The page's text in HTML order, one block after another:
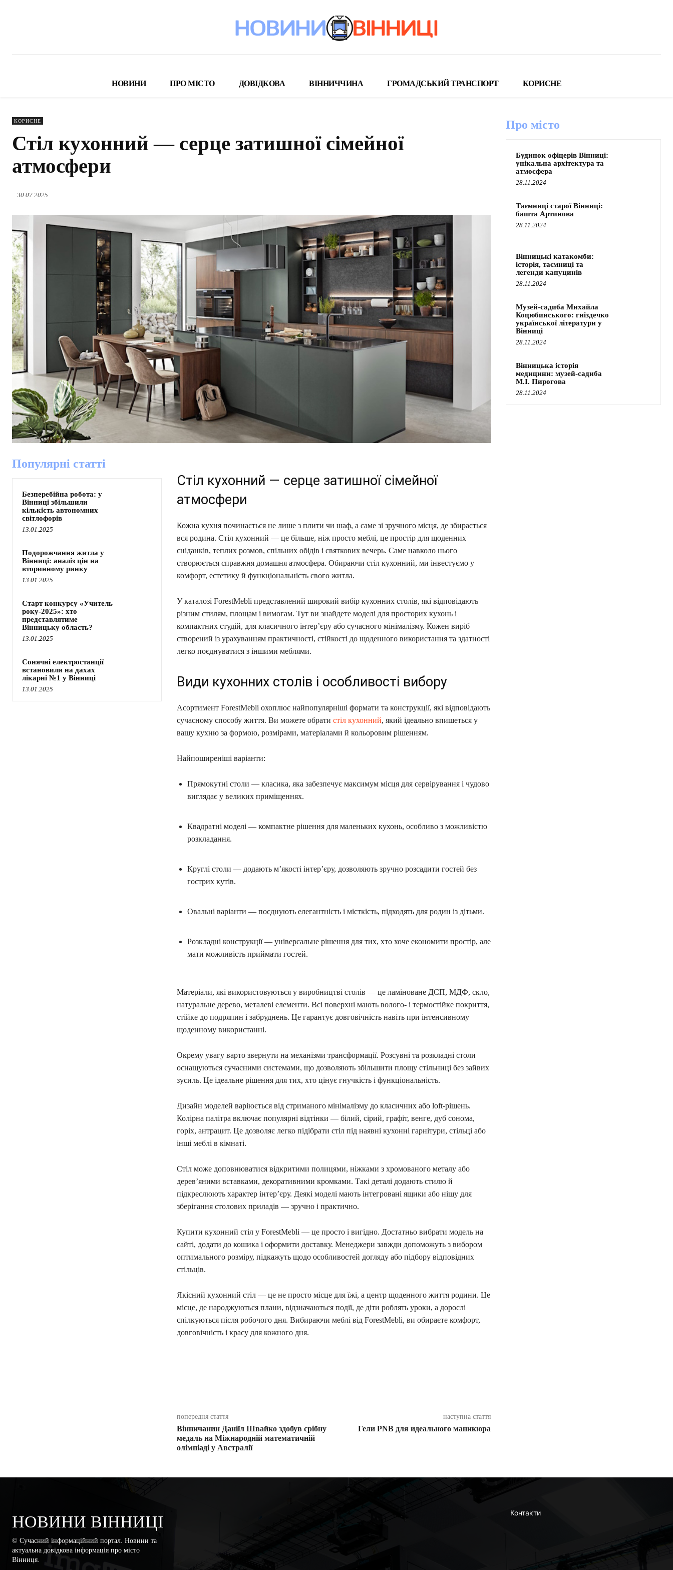
НОВИНИ ПРО МІСТО ДОВІДКОВА ВІННИЧЧИНА ГРОМАДСЬКИЙ ТРАНСПОРТ КОРИСНЕ
КОРИСНЕ
Стіл кухонний — серце затишної сімейної
атмосфери
30.07.2025
Популярні статті
Безперебійна робота: у
Вінниці збільшили
кількість автономних
світлофорів
13.01.2025
Подорожчання житла у
Вінниці: аналіз цін на
вторинному ринку
13.01.2025
Старт конкурсу «Учитель
року-2025»: хто
представлятиме
Вінницьку область?
13.01.2025
Сонячні електростанції
встановили на дахах
лікарні №1 у Вінниці
13.01.2025
Стіл кухонний — серце затишної сімейної
атмосфери
Кожна кухня починається не лише з плити чи шаф, а саме зі зручного місця, де збирається
вся родина. Стіл кухонний — це більше, ніж просто меблі, це простір для щоденних
сніданків, теплих розмов, спільних обідів і святкових вечерь. Саме навколо нього
створюється справжня домашня атмосфера. Обираючи стіл кухонний, ми інвестуємо у
комфорт, естетику й функціональність свого житла.
У каталозі ForestMebli представлений широкий вибір кухонних столів, які відповідають
різним стилям, площам і вимогам. Тут ви знайдете моделі для просторих кухонь і
компактних студій, для класичного інтер’єру або сучасного мінімалізму. Кожен виріб
створений із урахуванням практичності, стійкості до щоденного використання та здатності
легко поєднуватися з іншими меблями.
Види кухонних столів і особливості вибору
Асортимент ForestMebli охоплює найпопулярніші формати та конструкції, які відповідають
сучасному способу життя. Ви можете обрати стіл кухонний, який ідеально впишеться у
вашу кухню за формою, розмірами, матеріалами й кольоровим рішенням.
Найпоширеніші варіанти:
Прямокутні столи — класика, яка забезпечує максимум місця для сервірування і чудово
виглядає у великих приміщеннях.
Квадратні моделі — компактне рішення для маленьких кухонь, особливо з можливістю
розкладання.
Круглі столи — додають м’якості інтер’єру, дозволяють зручно розсадити гостей без
гострих кутів.
Овальні варіанти — поєднують елегантність і місткість, підходять для родин із дітьми.
Розкладні конструкції — універсальне рішення для тих, хто хоче економити простір, але
мати можливість приймати гостей.
Матеріали, які використовуються у виробництві столів — це ламіноване ДСП, МДФ, скло,
натуральне дерево, металеві елементи. Всі поверхні мають волого- і термостійке покриття,
стійке до подряпин і забруднень. Це гарантує довговічність навіть при інтенсивному
щоденному використанні.
Окрему увагу варто звернути на механізми трансформації. Розсувні та розкладні столи
оснащуються сучасними системами, що дозволяють збільшити площу стільниці без зайвих
зусиль. Це ідеальне рішення для тих, хто цінує гнучкість і функціональність.
Дизайн моделей варіюється від стриманого мінімалізму до класичних або loft-рішень.
Колірна палітра включає популярні відтінки — білий, сірий, графіт, венге, дуб сонома,
горіх, антрацит. Це дозволяє легко підібрати стіл під наявні кухонні гарнітури, стільці або
інші меблі в кімнаті.
Стіл може доповнюватися відкритими полицями, ніжками з хромованого металу або
дерев’яними вставками, декоративними кромками. Такі деталі додають стилю й
підкреслюють характер інтер’єру. Деякі моделі мають інтегровані ящики або нішу для
зберігання столових приладів — зручно і практично.
Купити кухонний стіл у ForestMebli — це просто і вигідно. Достатньо вибрати модель на
сайті, додати до кошика і оформити доставку. Менеджери завжди допоможуть з вибором
оптимального розміру, підкажуть щодо особливостей догляду або підбору відповідних
стільців.
Якісний кухонний стіл — це не просто місце для їжі, а центр щоденного життя родини. Це
місце, де народжуються плани, відзначаються події, де діти роблять уроки, а дорослі
спілкуються після робочого дня. Вибираючи меблі від ForestMebli, ви обираєте комфорт,
довговічність і красу для кожного дня.
попередня стаття
Вінничанин Даніїл Швайко здобув срібну
медаль на Міжнародній математичній
олімпіаді у Австралії
наступна стаття
Гели PNB для идеального маникюра
Про місто
Будинок офіцерів Вінниці:
унікальна архітектура та
атмосфера
28.11.2024
Таємниці старої Вінниці:
башта Артинова
28.11.2024
Вінницькі катакомби:
історія, таємниці та
легенди капуцинів
28.11.2024
Музей-садиба Михайла
Коцюбинського: гніздечко
української літератури у
Вінниці
28.11.2024
Вінницька історія
медицини: музей-садиба
М.І. Пирогова
28.11.2024
НОВИНИ ВІННИЦІ
© Сучасний інформаційний портал. Новини та
актуальна довідкова інформація про місто
Вінниця.
Контакти